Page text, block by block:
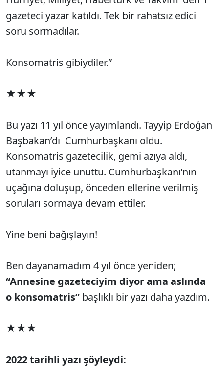
gazeteci yazar katıldı. Tek bir rahatsız edici
soru sormadılar.
Konsomatris gibiydiler.”
★★★
Bu yazı 11 yıl önce yayımlandı. Tayyip Erdoğan
Başbakan’dı Cumhurbaşkanı oldu.
Konsomatris gazetecilik, gemi azıya aldı,
utanmayı iyice unuttu. Cumhurbaşkanı’nın
uçağına doluşup, önceden ellerine verilmiş
soruları sormaya devam ettiler.
Yine beni bağışlayın!
Ben dayanamadım 4 yıl önce yeniden;
“Annesine gazeteciyim diyor ama aslında
o konsomatris” başlıklı bir yazı daha yazdım.
★★★
2022 tarihli yazı şöyleydi: